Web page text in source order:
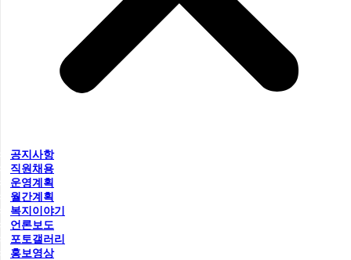
공지사항
직원채용
운영계획
월간계획
복지이야기
언론보도
포토갤러리
홍보영상